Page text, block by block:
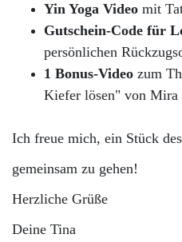
Yin Yoga Video mit
Gutschein-Code für
persönlichen
1 Bonus-Video zum
Kiefer lösen" von Mira
Ich freue mich, ein Stück
gemeinsam zu gehen!
Herzliche Grüße
Deine Tina